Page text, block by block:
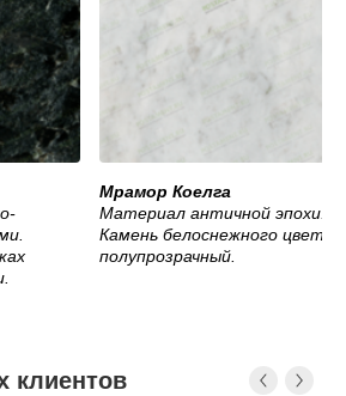
Мрамор Коелга
Материал античной эпохи.
Камень белоснежного цвета,
полупрозрачный.
клиентов